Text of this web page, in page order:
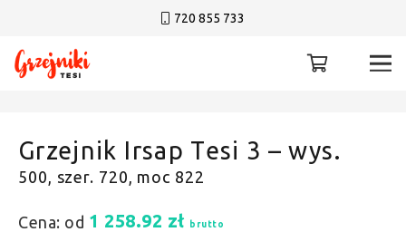
720 855 733
Grzejnik Irsap Tesi 3 – wys.
500, szer. 720, moc 822
Cena: od 1 258.92 zł brutto